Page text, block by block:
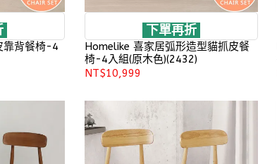
靠背餐椅-4
下單再折
Homelike 喜家居弧形造型貓抓皮餐
椅-4入組(原木色)(2432)
NT$10,999